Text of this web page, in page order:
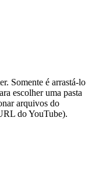
Somente é arrastá-lo
escolher uma pasta
arquivos do
do YouTube).